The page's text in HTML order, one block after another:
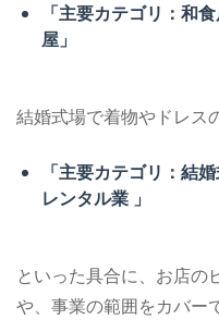
「主要カテゴリ：
屋」
結婚式場で着物やドレス
「主要カテゴリ：
レンタル業 」
といった具合に、お店の
や、事業の範囲をカバー